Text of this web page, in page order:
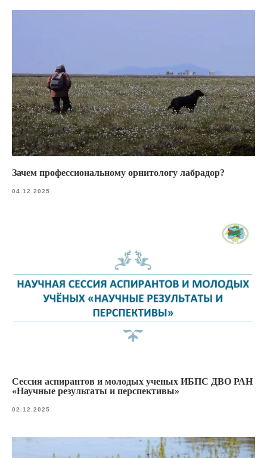
Зачем профессиональному орнитологу лабрадор?
04.12.2025
Сессия аспирантов и молодых ученых ИБПС ДВО РАН
«Научные результаты и перспективы»
02.12.2025